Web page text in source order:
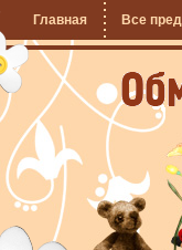
Главная Все